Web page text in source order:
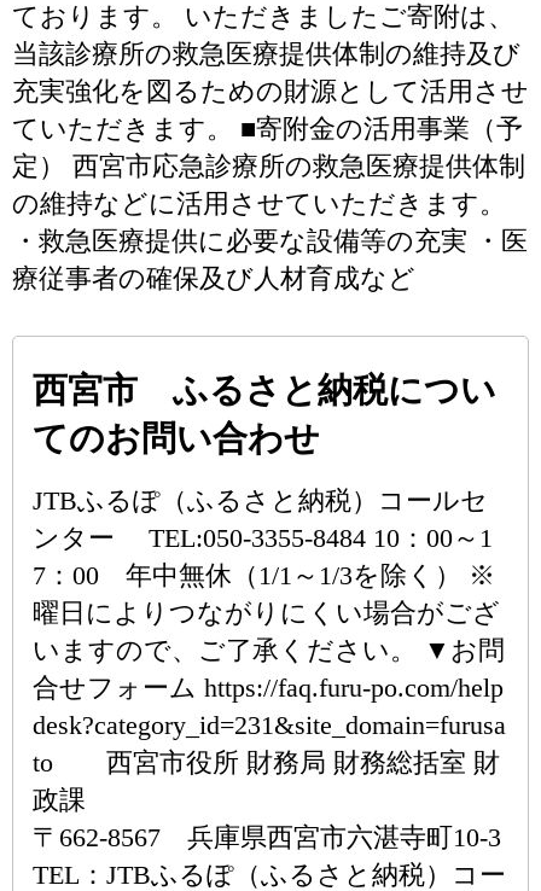
ております。 いただきましたご寄附は、
当該診療所の救急医療提供体制の維持及び
充実強化を図るための財源として活用させ
ていただきます。 ■寄附金の活用事業（予
定） 西宮市応急診療所の救急医療提供体制
の維持などに活用させていただきます。
・救急医療提供に必要な設備等の充実 ・医
療従事者の確保及び人材育成など
西宮市 ふるさと納税につい
てのお問い合わせ
JTBふるぽ（ふるさと納税）コールセ
ンター TEL:050-3355-8484 10：00～1
7：00 年中無休（1/1～1/3を除く） ※
曜日によりつながりにくい場合がござ
いますので、ご了承ください。 ▼お問
合せフォーム https://faq.furu-po.com/help
desk?category_id=231&site_domain=furusa
to 西宮市役所 財務局 財務総括室 財
政課
〒662-8567 兵庫県西宮市六湛寺町10-3
TEL：JTBふるぽ（ふるさと納税）コー